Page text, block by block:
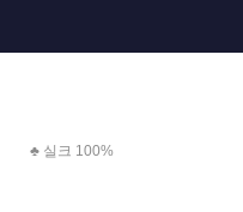
♣ 실크 100%